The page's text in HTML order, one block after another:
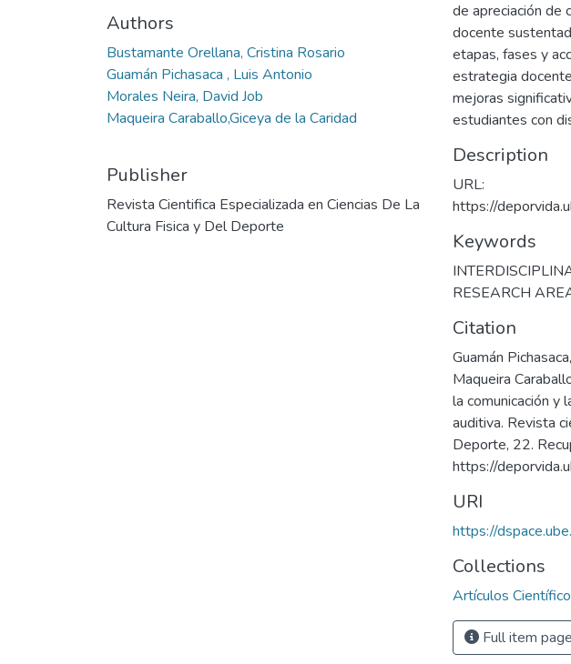
Authors
Bustamante Orellana, Cristina Rosario
Guamán Pichasaca , Luis Antonio
Morales Neira, David Job
Maqueira Caraballo,Giceya de la Caridad
Publisher
Revista Cientifica Especializada en Ciencias De La
Cultura Fisica y Del Deporte
de apreciación de
docente
etapas, fases y
estrategia
mejoras
estudiantes con
Description
URL:
https://
Keywords
RESEARCH
Citation
Guamán
Maqueira
la comunicación y
auditiva. Revista
Deporte, 22.
https://
URI
https://
Collections
Artículos
Full item page